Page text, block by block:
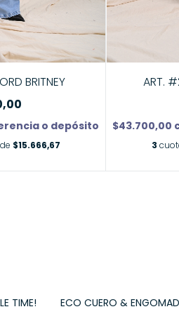
BRITNEY
o depósito
$15.666,67
ART.
$43.700,00
3
TIME! ECO CUERO &